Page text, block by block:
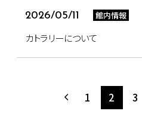
2026/05/11 館内情報
カトラリーについて
1 2 3